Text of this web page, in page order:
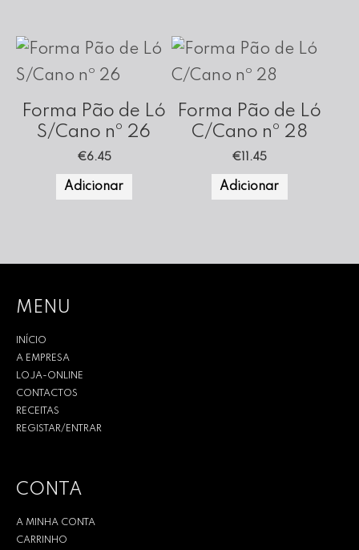
Forma Pão de Ló
S/Cano nº 26
€6.45
Adicionar
Forma Pão de Ló
C/Cano nº 28
€ 11.45
Adicionar
MENU
INÍCIO
A EMPRESA
LOJA-ONLINE
CONTACTOS
RECEITAS
REGISTAR/ENTRAR
CONTA
A MINHA CONTA
CARRINHO